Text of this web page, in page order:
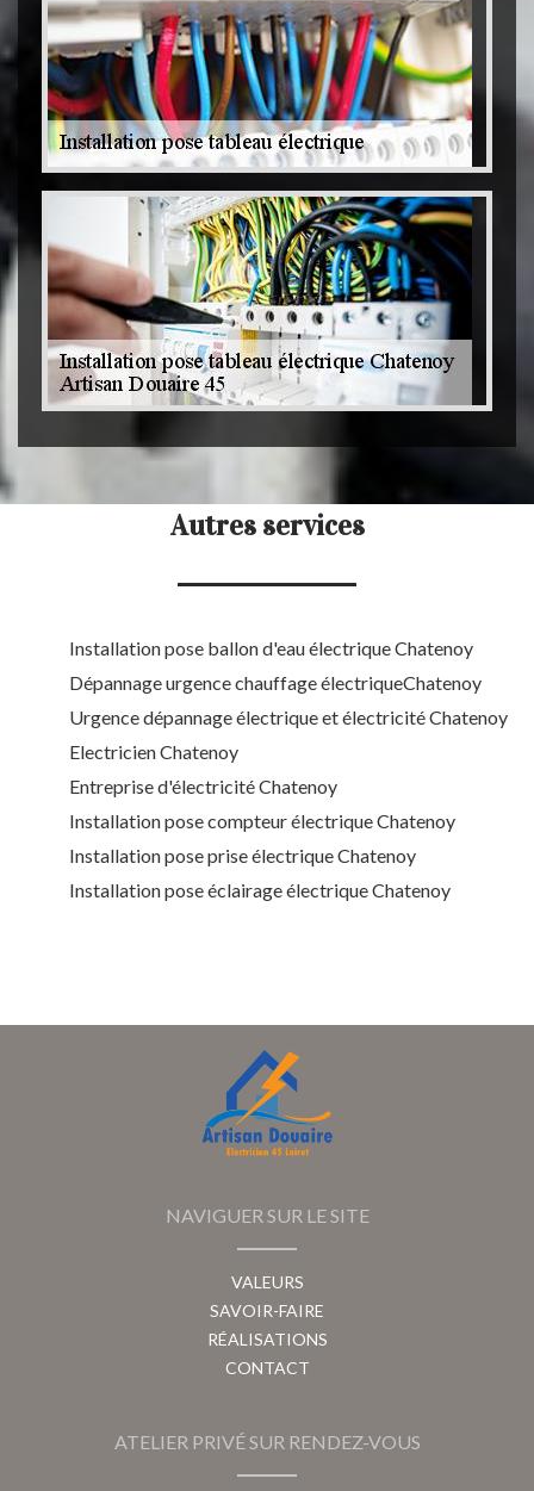
Autres services
Installation pose ballon d'eau électrique Chatenoy
Dépannage urgence chauffage électriqueChatenoy
Urgence dépannage électrique et électricité Chatenoy
Electricien Chatenoy
Entreprise d'électricité Chatenoy
Installation pose compteur électrique Chatenoy
Installation pose prise électrique Chatenoy
Installation pose éclairage électrique Chatenoy
NAVIGUER SUR LE SITE
VALEURS
SAVOIR-FAIRE
RÉALISATIONS
CONTACT
ATELIER PRIVÉ SUR RENDEZ-VOUS